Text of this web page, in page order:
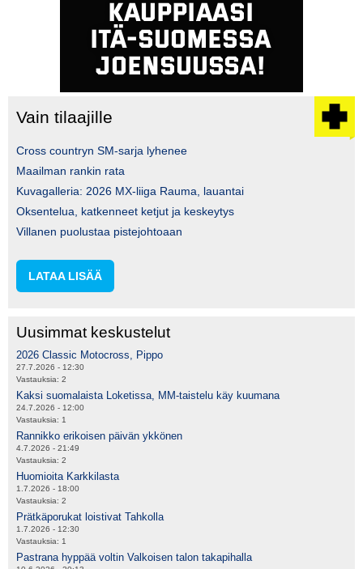
Vain tilaajille
Cross countryn SM-sarja lyhenee
Maailman rankin rata
Kuvagalleria: 2026 MX-liiga Rauma, lauantai
Oksentelua, katkenneet ketjut ja keskeytys
Villanen puolustaa pistejohtoaan
LATAA LISÄÄ
Uusimmat keskustelut
2026 Classic Motocross, Pippo
27.7.2026 - 12:30
Vastauksia: 2
Kaksi suomalaista Loketissa, MM-taistelu käy kuumana
24.7.2026 - 12:00
Vastauksia: 1
Rannikko erikoisen päivän ykkönen
4.7.2026 - 21:49
Vastauksia: 2
Huomioita Karkkilasta
1.7.2026 - 18:00
Vastauksia: 2
Prätkäporukat loistivat Tahkolla
1.7.2026 - 12:30
Vastauksia: 1
Pastrana hyppää voltin Valkoisen talon takapihalla